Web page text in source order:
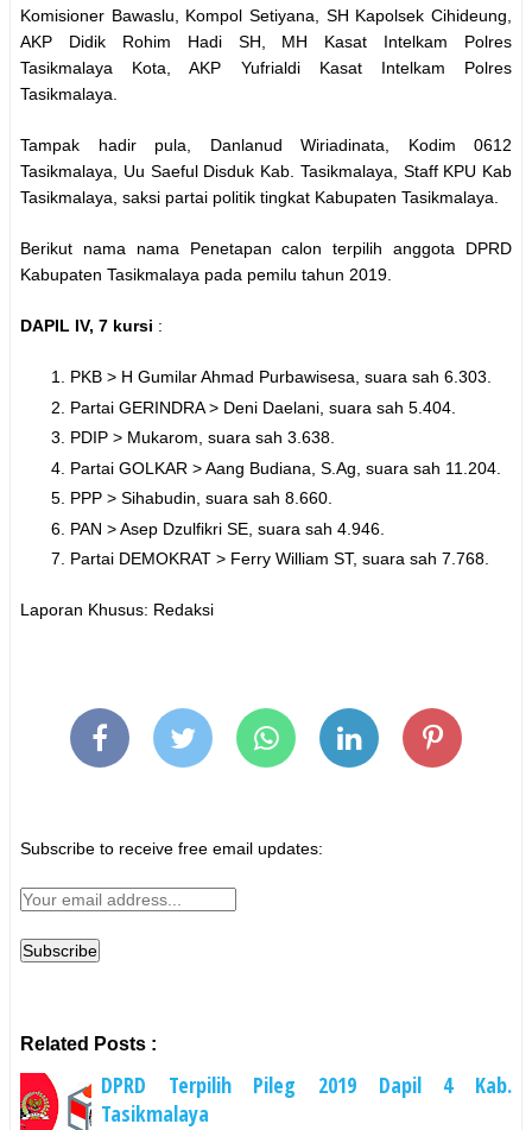
Komisioner Bawaslu, Kompol Setiyana, SH Kapolsek Cihideung,
AKP Didik Rohim Hadi SH, MH Kasat Intelkam Polres
Tasikmalaya Kota, AKP Yufrialdi Kasat Intelkam Polres
Tasikmalaya.
Tampak hadir pula, Danlanud Wiriadinata, Kodim 0612
Tasikmalaya, Uu Saeful Disduk Kab. Tasikmalaya, Staff KPU Kab
Tasikmalaya, saksi partai politik tingkat Kabupaten Tasikmalaya.
Berikut nama nama Penetapan calon terpilih anggota DPRD
Kabupaten Tasikmalaya pada pemilu tahun 2019.
DAPIL IV, 7 kursi :
PKB > H Gumilar Ahmad Purbawisesa, suara sah 6.303.
Partai GERINDRA > Deni Daelani, suara sah 5.404.
PDIP > Mukarom, suara sah 3.638.
Partai GOLKAR > Aang Budiana, S.Ag, suara sah 11.204.
PPP > Sihabudin, suara sah 8.660.
PAN > Asep Dzulfikri SE, suara sah 4.946.
Partai DEMOKRAT > Ferry William ST, suara sah 7.768.
Laporan Khusus: Redaksi
Subscribe to receive free email updates:
Related Posts :
DPRD Terpilih Pileg 2019 Dapil 4 Kab.
Tasikmalaya